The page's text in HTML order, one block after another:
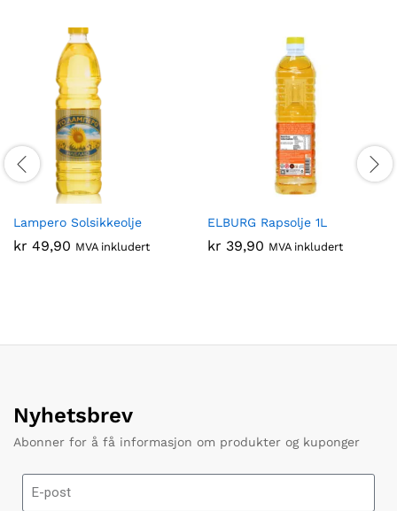
Lampero Solsikkeolje
kr 49,90 MVA inkludert
ELBURG Rapsolje 1L
kr 39,90 MVA inkludert
Nyhetsbrev
Abonner for å få informasjon om produkter og kuponger